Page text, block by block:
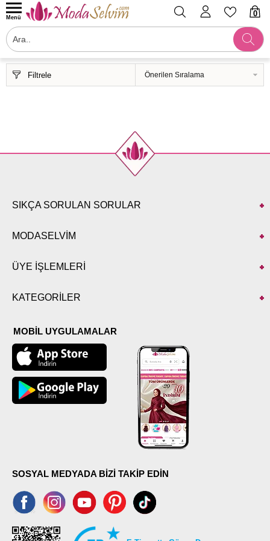
0
Menü
Filtrele
SIKÇA SORULAN SORULAR
MODASELVİM
ÜYE İŞLEMLERİ
KATEGORİLER
MOBİL UYGULAMALAR
SOSYAL MEDYADA BİZİ TAKİP EDİN